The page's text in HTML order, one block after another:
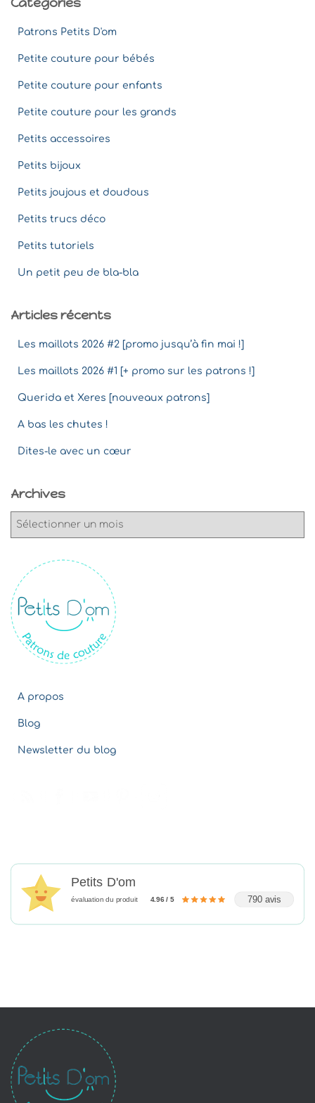
Patrons Petits D'om
Petite couture pour bébés
Petite couture pour enfants
Petite couture pour les grands
Petits accessoires
Petits bijoux
Petits joujous et doudous
Petits trucs déco
Petits tutoriels
Un petit peu de bla-bla
Articles récents
Les maillots 2026 #2 [promo jusqu’à fin mai !]
Les maillots 2026 #1 [+ promo sur les patrons !]
Querida et Xeres [nouveaux patrons]
A bas les chutes !
Dites-le avec un cœur
Archives
v
e
s
A propos
Blog
Newsletter du blog
Petits D'om
évaluation du produit 4.96 / 5 790 avis